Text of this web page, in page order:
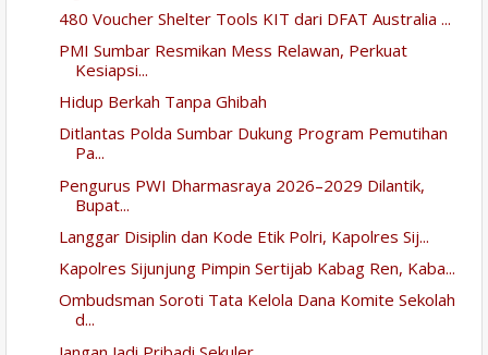
480 Voucher Shelter Tools KIT dari DFAT Australia ...
PMI Sumbar Resmikan Mess Relawan, Perkuat
Kesiapsi...
Hidup Berkah Tanpa Ghibah
Ditlantas Polda Sumbar Dukung Program Pemutihan
Pa...
Pengurus PWI Dharmasraya 2026–2029 Dilantik,
Bupat...
Langgar Disiplin dan Kode Etik Polri, Kapolres Sij...
Kapolres Sijunjung Pimpin Sertijab Kabag Ren, Kaba...
Ombudsman Soroti Tata Kelola Dana Komite Sekolah
d...